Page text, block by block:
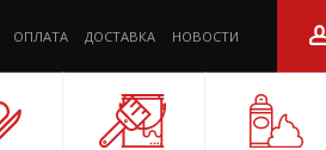
ОПЛАТА ДОСТАВКА НОВОСТИ